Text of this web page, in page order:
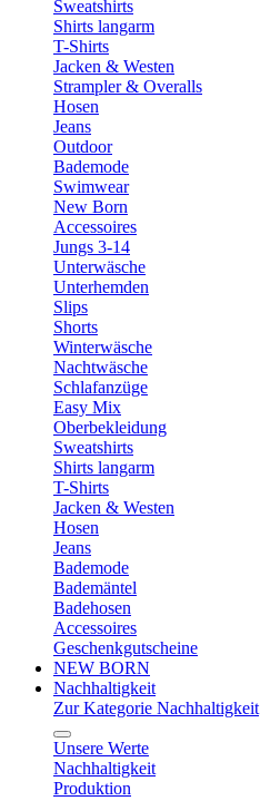
Sweatshirts
Shirts langarm
T-Shirts
Jacken & Westen
Strampler & Overalls
Hosen
Jeans
Outdoor
Bademode
Swimwear
New Born
Accessoires
Jungs 3-14
Unterwäsche
Unterhemden
Slips
Shorts
Winterwäsche
Nachtwäsche
Schlafanzüge
Easy Mix
Oberbekleidung
Sweatshirts
Shirts langarm
T-Shirts
Jacken & Westen
Hosen
Jeans
Bademode
Bademäntel
Badehosen
Accessoires
Geschenkgutscheine
NEW BORN
Nachhaltigkeit
Zur Kategorie Nachhaltigkeit
Unsere Werte
Nachhaltigkeit
Produktion